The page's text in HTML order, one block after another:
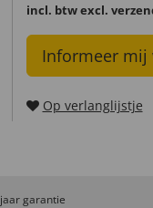
incl. btwexcl.
Informeer mij
Op verlanglijstje
garantie